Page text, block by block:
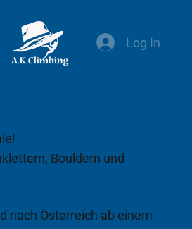
Bouldern und
nach Österreich ab einem
Log In